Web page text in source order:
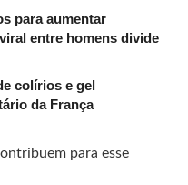
para aumentar
entre homens divide
colírios e gel
da França
para esse